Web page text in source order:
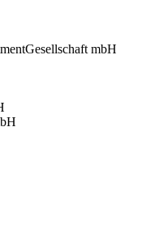
mbH